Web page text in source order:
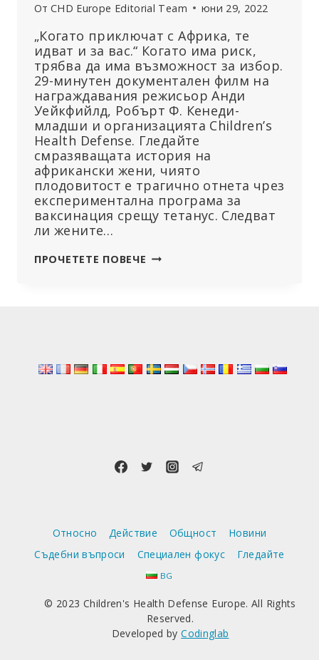
От CHD Europe Editorial Team юни 29, 2022
„Когато приключат с Африка, те
идват и за вас.“ Когато има риск,
трябва да има възможност за избор.
29-минутен документален филм на
награждавания режисьор Анди
Уейкфийлд, Робърт Ф. Кенеди-
младши и организацията Children’s
Health Defense. Гледайте
смразяващата история на
африкански жени, чиято
плодовитост е трагично отнета чрез
експериментална програма за
ваксинация срещу тетанус. Следват
ли жените…
ПРОЧЕТЕТЕ ПОВЕЧЕ БЕЗПЛОДИЕ:
Относно Действие Общност
Новини
Съдебни въпроси
Специален фокус Гледайте
BG
© 2023 Children's Health Defense Europe. All Rights
Reserved.
Developed byCodinglab